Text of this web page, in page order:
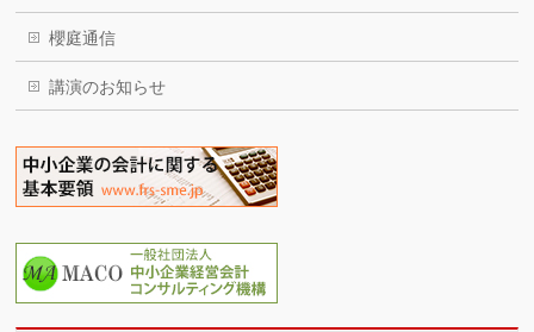
櫻庭通信
講演のお知らせ